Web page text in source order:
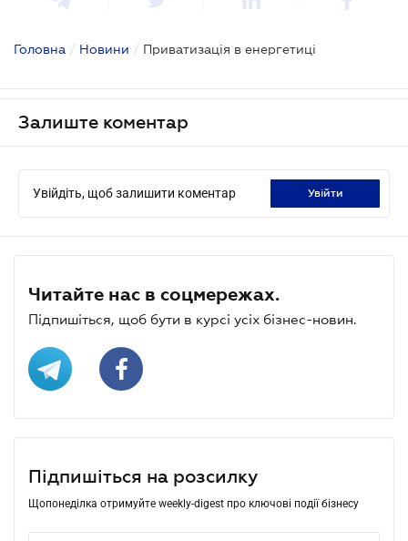
Головна / Новини / Приватизація в енергетиці
Залиште коментар
Увійдіть, щоб залишити коментар увійти
Читайте нас в соцмережах.
Підпишіться, щоб бути в курсі усіх бізнес-новин.
Підпишіться на розсилку
Щопонеділка отримуйте weekly-digest про ключові події бізнесу